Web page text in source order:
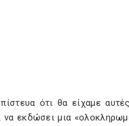
ότι θα είχαμε
να εκδώσει μια